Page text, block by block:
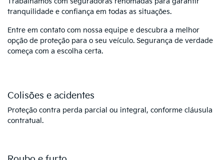
tranquilidade e confiança em todas as situações.
Entre em contato com nossa equipe e descubra a melhor
opção de proteção para o seu veículo. Segurança de verdade
começa com a escolha certa.
Colisões e acidentes
Proteção contra perda parcial ou integral, conforme cláusula
contratual.